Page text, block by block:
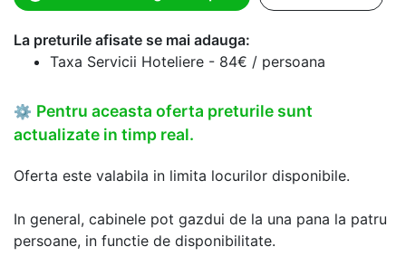
La preturile afisate se mai adauga:
Taxa Servicii Hoteliere - 84€ / persoana
⚙ Pentru aceasta oferta preturile sunt
actualizate in timp real.
Oferta este valabila in limita locurilor disponibile.
In general, cabinele pot gazdui de la una pana la patru
persoane, in functie de disponibilitate.